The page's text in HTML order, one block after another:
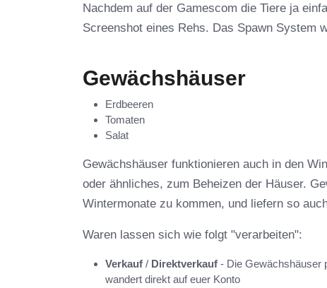
Nachdem auf der Gamescom die Tiere ja
Screenshot eines Rehs. Das Spawn System
Gewächshäuser
Erdbeeren
Tomaten
Salat
Gewächshäuser funktionieren auch in den
oder ähnliches, zum Beheizen der Häuser.
Wintermonate zu kommen, und liefern so
Waren lassen sich wie folgt "verarbeiten":
Verkauf / Direktverkauf - Die Gewächshäuser
wandert direkt auf euer Konto